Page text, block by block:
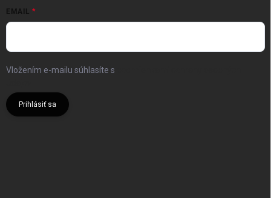
EMAIL
Vložením e-mailu súhlasíte s
Prihlásiť sa